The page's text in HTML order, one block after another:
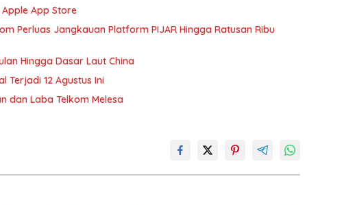
App Store
Perluas Jangkauan Platform PIJAR Hingga Ratusan Ribu
Hingga Dasar Laut China
Terjadi 12 Agustus Ini
dan Laba Telkom Melesa